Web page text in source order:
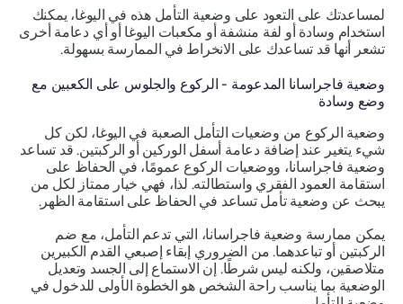
لمساعدتك على التعود على وضعية التأمل هذه في اليوغا، يمكنك
استخدام وسادة أو لفة منشفة أو مكعبات اليوغا أو أي دعامة أخرى
تشعر أنها قد تساعدك على الانخراط في الممارسة بسهولة.
وضعية فاجراسانا المدعومة - الركوع والجلوس على الكعبين مع
وضع وسادة
وضعية الركوع من وضعيات التأمل الصعبة في اليوغا، لكن كل
شيء يتغير عند إضافة دعامة أسفل الوركين أو الركبتين. قد تساعد
وضعية فاجراسانا، ووضعيات الركوع عمومًا، في الحفاظ على
استقامة العمود الفقري واستطالته. لذا، فهي خيار ممتاز لكل من
يبحث عن وضعية تأمل تساعد في الحفاظ على استقامة الظهر.
يمكن ممارسة وضعية فاجراسانا، التي تدعم التأمل، مع ضم
الركبتين أو تباعدهما. من الضروري إبقاء إصبعي القدم الكبيرين
متلاصقين، ولكنه ليس شرطًا. إن الاستماع إلى الجسد وتعديل
الوضعية بما يناسب راحة الشخص هو الخطوة الأولى للدخول في